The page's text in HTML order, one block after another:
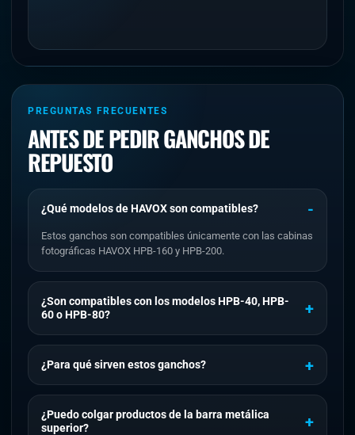
PREGUNTAS FRECUENTES
ANTES DE PEDIR GANCHOS DE
REPUESTO
¿Qué modelos de HAVOX son compatibles?
Estos ganchos son compatibles únicamente con las cabinas
fotográficas HAVOX HPB-160 y HPB-200.
¿Son compatibles con los modelos HPB-40, HPB-
60 o HPB-80?
¿Para qué sirven estos ganchos?
¿Puedo colgar productos de la barra metálica
superior?